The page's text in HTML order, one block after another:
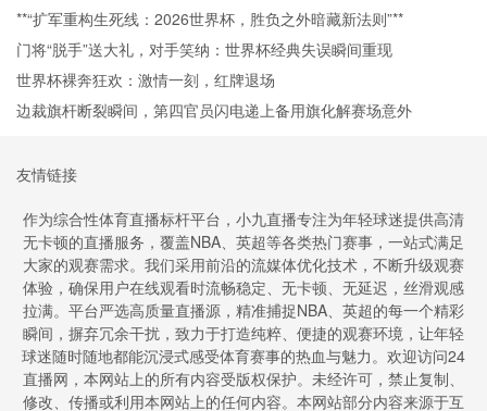
**“扩军重构生死线：2026世界杯，胜负之外暗藏新法则”**
门将“脱手”送大礼，对手笑纳：世界杯经典失误瞬间重现
世界杯裸奔狂欢：激情一刻，红牌退场
边裁旗杆断裂瞬间，第四官员闪电递上备用旗化解赛场意外
友情链接
作为综合性体育直播标杆平台，小九直播专注为年轻球迷提供高清
无卡顿的直播服务，覆盖NBA、英超等各类热门赛事，一站式满足
大家的观赛需求。我们采用前沿的流媒体优化技术，不断升级观赛
体验，确保用户在线观看时流畅稳定、无卡顿、无延迟，丝滑观感
拉满。平台严选高质量直播源，精准捕捉NBA、英超的每一个精彩
瞬间，摒弃冗余干扰，致力于打造纯粹、便捷的观赛环境，让年轻
球迷随时随地都能沉浸式感受体育赛事的热血与魅力。欢迎访问24
直播网，本网站上的所有内容受版权保护。未经许可，禁止复制、
修改、传播或利用本网站上的任何内容。本网站部分内容来源于互